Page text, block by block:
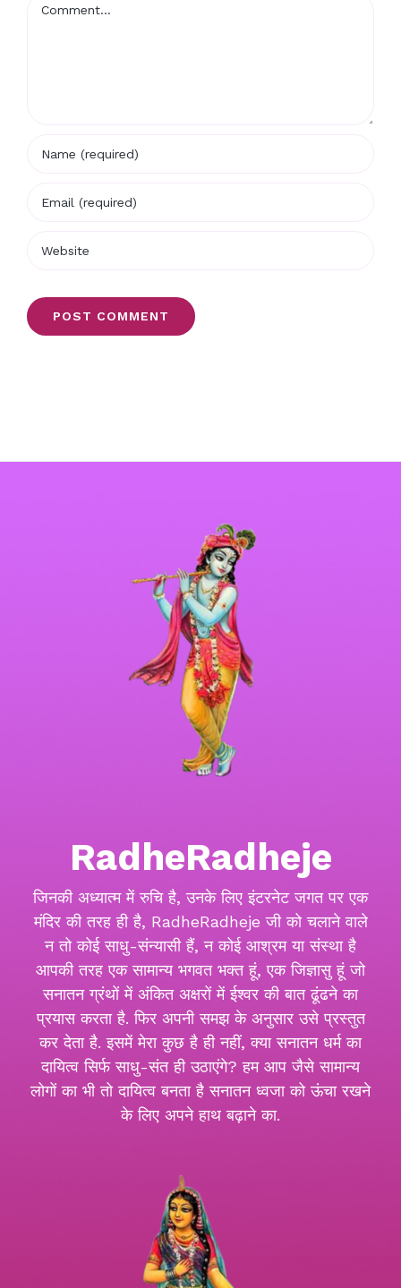
RadheRadheje
जिनकी अध्यात्म में रुचि है, उनके लिए इंटरनेट जगत पर एक
मंदिर की तरह ही है, RadheRadheje जी को चलाने वाले
न तो कोई साधु-संन्यासी हैं, न कोई आश्रम या संस्था है
आपकी तरह एक सामान्य भगवत भक्त हूं, एक जिज्ञासु हूं जो
सनातन ग्रंथों में अंकित अक्षरों में ईश्वर की बात ढूंढने का
प्रयास करता है. फिर अपनी समझ के अनुसार उसे प्रस्तुत
कर देता है. इसमें मेरा कुछ है ही नहीं, क्या सनातन धर्म का
दायित्व सिर्फ साधु-संत ही उठाएंगे? हम आप जैसे सामान्य
लोगों का भी तो दायित्व बनता है सनातन ध्वजा को ऊंचा रखने
के लिए अपने हाथ बढ़ाने का.